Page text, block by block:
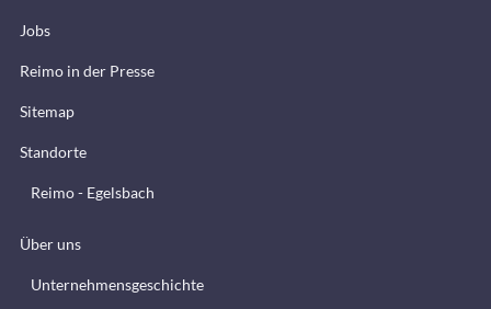
Jobs
Reimo in der Presse
Sitemap
Standorte
Reimo - Egelsbach
Über uns
Unternehmensgeschichte